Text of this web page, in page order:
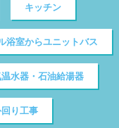
キッチン
浴室からユニットバス
水器・石油給湯器
り工事